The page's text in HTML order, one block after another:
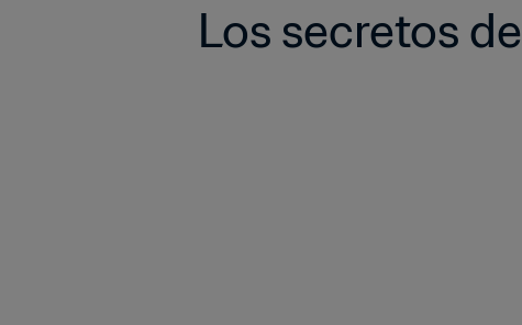
Los secretos